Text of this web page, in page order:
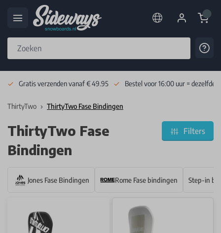
Cart
Gratis verzenden vanaf € 49.95 Bestel voor 16:00 uur = dezelfde
ThirtyTwo ThirtyTwo Fase Bindingen
ThirtyTwo Fase
Bindingen
Filters
Jones Fase Bindingen Rome Fase bindingen Step-in